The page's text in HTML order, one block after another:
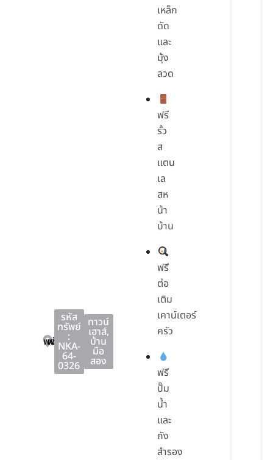
พนัสนิคม
พนัสนิคม
ชลบุรี
รหัส
ทรัพย์
:
NKA-
64-
0326
ทาวน์
เฮาส์,
บ้าน
มือ
สอง
เหล็ก
ดัด
และ
มุ้ง
ลวด
ฟรี
รั้ว
ส
แตน
เล
สห
น้า
บ้าน
ฟรี
ต่อ
เติม
เคาน์เตอร์
ครัว
ฟรี
ปั๊ม
น้ำ
และ
ถัง
สำรอง